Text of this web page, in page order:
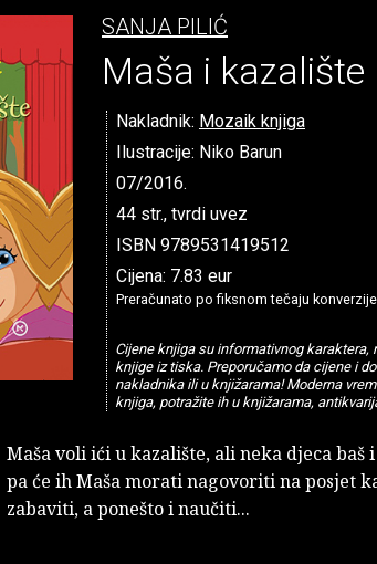
SANJA PILIĆ
Maša i kazalište
Nakladnik: Mozaik knjiga
Ilustracije: Niko Barun
07/2016.
44 str., tvrdi uvez
ISBN 9789531419512
Cijena: 7.83 eur
Preračunato po fiksnom tečaju
Cijene knjiga su informativnog karaktera,
knjige iz tiska. Preporučamo da cijene i
nakladnika ili u knjižarama! Moderna
knjiga, potražite ih u knjižarama,
Maša voli ići u kazalište, ali neka djeca
pa će ih Maša morati nagovoriti na posjet
zabaviti, a ponešto i naučiti...